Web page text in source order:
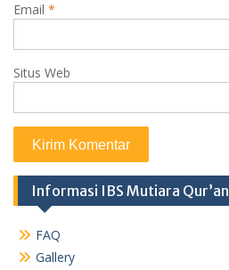
Email *
Situs Web
Informasi IBS Mutiara Qur’an
FAQ
Gallery